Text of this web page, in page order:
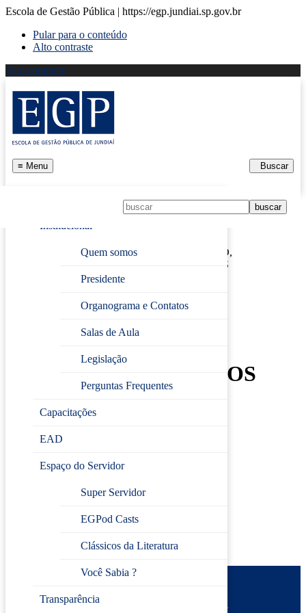
Escola de Gestão Pública | https://egp.jundiai.sp.gov.br
Pular para o conteúdo
Alto contraste
Alto contraste
≡ Menu
Institucional
Quem somos
Presidente
Organograma e Contatos
Salas de Aula
Legislação
Perguntas Frequentes
Capacitações
EAD
Espaço do Servidor
Super Servidor
EGPod Casts
Clássicos da Literatura
Você Sabia ?
Transparência
Buscar
LOGÍSTICA: MOVIMENTAÇÃO,
ARMAZENAGEM E GESTÃO DE RECURSOS
LOGÍSTICA:
MOVIMENTAÇÃO,
ARMAZENAGEM E
GESTÃO DE RECURSOS
23/09/2025 (terça-feira)
09h às 12h
Carga horária:
Docente: Devanir Alves Barbosa
Prefeitura de Jundiaí